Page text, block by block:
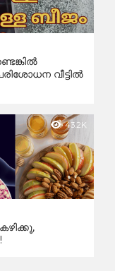
വീട്ടിൽ
43.2K